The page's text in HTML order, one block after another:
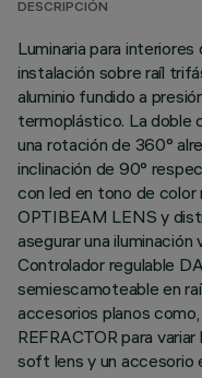
DESCRIPCIÓN
Luminaria para
instalación sobre raíl
aluminio fundido a
termoplástico. La doble
una rotación de 360°
inclinación de 90°
con led en tono de
OPTIBEAM LENS y
asegurar una
Controlador regulable
semiescamoteable en
accesorios planos
REFRACTOR para
soft lens y un accesorio